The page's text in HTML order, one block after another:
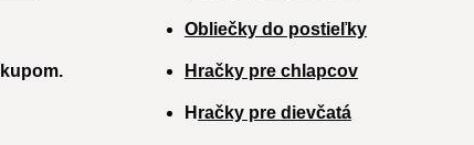
Obliečky do postieľky
Hračky pre chlapcov
H račky pre dievčatá